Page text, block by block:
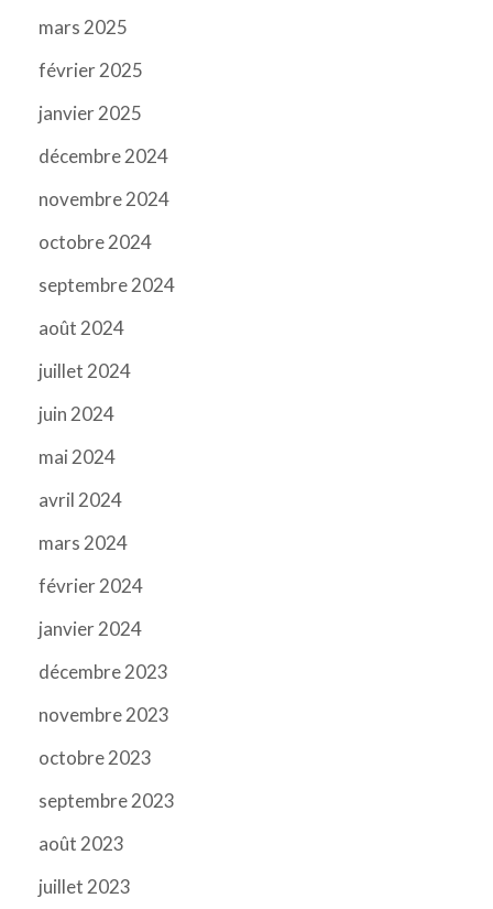
mars 2025
février 2025
janvier 2025
décembre 2024
novembre 2024
octobre 2024
septembre 2024
août 2024
juillet 2024
juin 2024
mai 2024
avril 2024
mars 2024
février 2024
janvier 2024
décembre 2023
novembre 2023
octobre 2023
septembre 2023
août 2023
juillet 2023